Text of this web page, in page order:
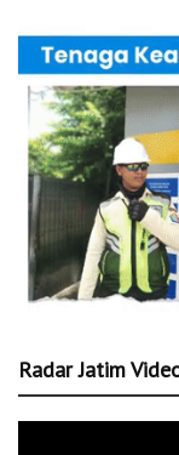
Radar Jatim